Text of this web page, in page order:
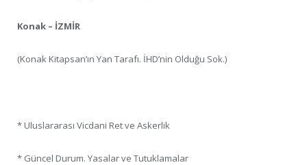
Konak – İZMİR
(Konak Kitapsan’ın Yan Tarafı. İHD’nin Olduğu Sok.)
* Uluslararası Vicdani Ret ve Askerlik
* Güncel Durum. Yasalar ve Tutuklamalar